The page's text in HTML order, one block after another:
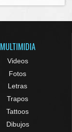
MULTIMIDIA
Videos
Fotos
Letras
Trapos
Tattoos
Dibujos